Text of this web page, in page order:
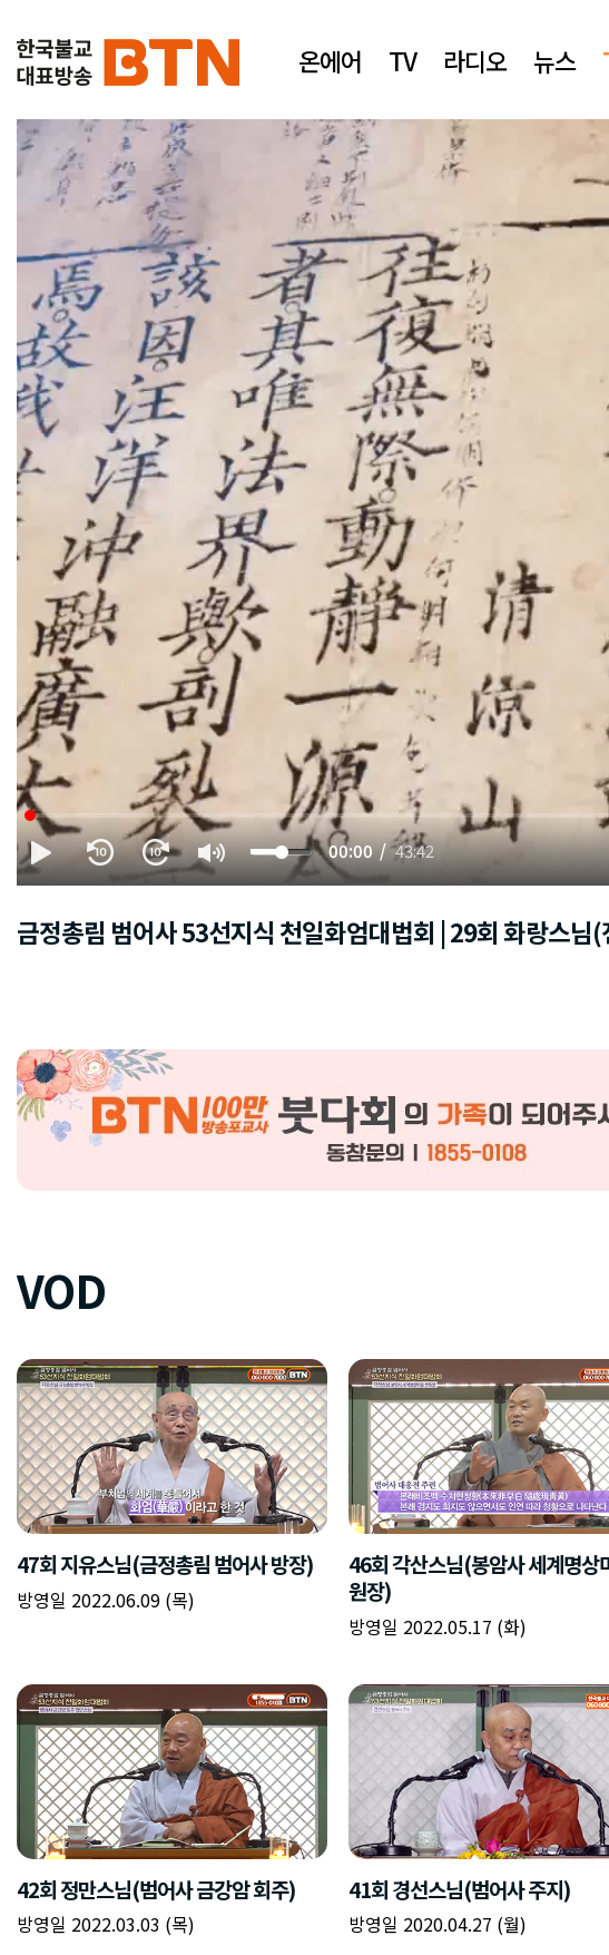
온에어 TV 라디오 뉴스
00:00 43:42
금정총림 범어사 53선지식 천일화엄대법회 | 29회 화랑스님